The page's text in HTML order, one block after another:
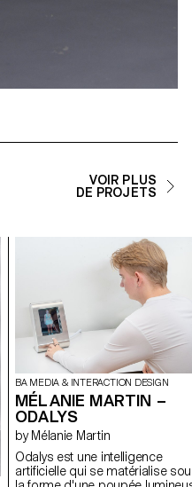
VOIR PLUS
DE PROJETS
BA MEDIA & INTERACTION DESIGN
MÉLANIE MARTIN –
ODALYS
by Mélanie Martin
Odalys est une intelligence
artificielle qui se matérialise